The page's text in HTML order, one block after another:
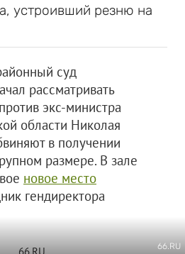
устроивший резню на
суд
рассматривать
экс-министра
области Николая
в получении
размере. В зале
новое место
гендиректора
66.RU